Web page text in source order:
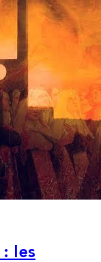
: les